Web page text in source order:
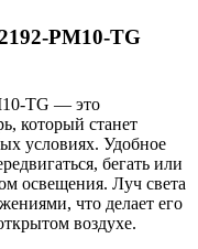
PM10-TG
TG — это
который станет
условиях. Удобное
бегать или
освещения. Луч света
что делает его
воздухе.